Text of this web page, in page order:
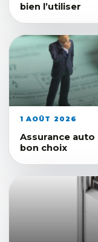
bien l’utiliser
1 AOÛT 2026
Assurance
bon choix